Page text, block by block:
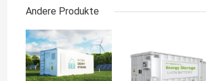
Andere Produkte